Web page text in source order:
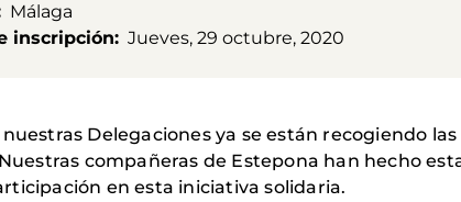
Málaga
inscripción
Jueves, 29 octubre, 2020
Delegaciones ya se están recogiendo
compañeras de Estepona han hecho
en esta iniciativa solidaria.